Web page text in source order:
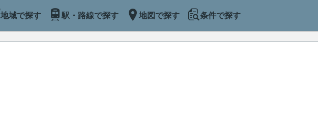
地域で探す 駅・路線で探す 地図で探す 条件で探す